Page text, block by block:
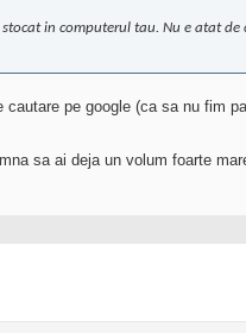
in computerul tau. Nu e atat
pe google (ca sa nu fim
sa ai deja un volum foarte